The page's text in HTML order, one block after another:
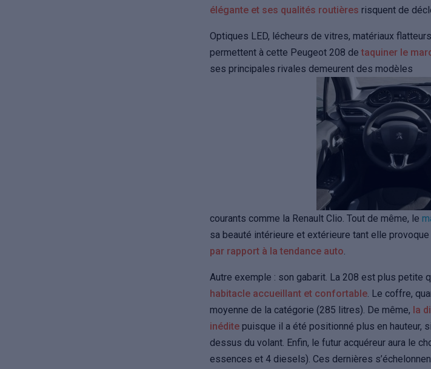
élégante et ses qualités routières risquent de
Optiques LED, lécheurs de vitres, matériaux
permettent à cette Peugeot 208 detaquiner le
ses principales rivales demeurent des modèles
courants comme la Renault Clio. Tout de même, le
sa beauté intérieure et extérieure tant elle provoque
par rapport à la tendance auto.
Autre exemple : son gabarit. La 208 est plus petite
habitacle accueillant et confortable. Le coffre,
moyenne de la catégorie (285 litres). De même, la
inédite puisque il a été positionné plus en hauteur,
dessus du volant. Enfin, le futur acquéreur aura le
essences et 4 diesels). Ces dernières